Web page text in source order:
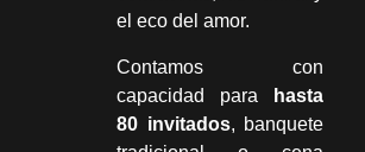
el eco del amor.
Contamos con
capacidad para
hasta
80 invitados, banquete